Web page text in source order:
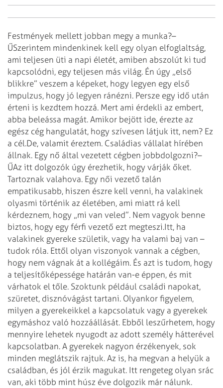
Festmények mellett jobban megy a munka?–
ŰSzerintem mindenkinek kell egy olyan elfoglaltság,
ami teljesen üti a napi életét, amiben abszolút ki tud
kapcsolódni, egy teljesen más világ. Én úgy „első
blikkre” veszem a képeket, hogy legyen egy első
impulzus, hogy jó legyen ránézni. Persze egy idő után
érteni is kezdtem hozzá. Mert ami érdekli az embert,
abba beleássa magát. Amikor bejött ide, érezte az
egész cég hangulatát, hogy szívesen látjuk itt, nem? Ez
a cél.De, valamit éreztem. Családi­as vállalat hírében
állnak. Egy nő által vezetett cégben jobbdol­­gozni?–
ŰAz itt dolgozók úgy érezhetik, hogy várják őket.
Tartoznak valahova. Egy női vezető talán
empatikusabb, hiszen észre kell venni, ha valakinek
olyasmi történik az életében, ami miatt rá kell
kérdeznem, hogy „mi van veled”. Nem vagyok benne
biztos, hogy egy férfi vezető ezt megteszi.Itt, ha
valakinek gyereke születik, vagy ha valami baj van –
tudok róla. Ettől olyan viszonyok vannak a cégben,
hogy nem vágnak át a kollégáim. És azt is tudom, hogy
a teljesítőképessége határán van-e éppen, és mit
várhatok el tőle. Szoktunk például családi napokat,
szüretet, disznóvágást tartani. Olyankor figyelem,
milyen a gyerekeikkel a kapcsolatuk vagy a gyerekek
egymáshoz való hozzáállását. Ebből leszűrhetem, hogy
mennyire lehetek nyugodt az adott személy hátterével
kapcsolatban. A gyerekek nagyon érzékenyek, sok
minden meglátszik rajtuk. Az is, ha megvan a helyük a
családban, és jól érzik magukat. Itt rengeteg olyan srác
van, aki több mint húsz éve dolgozik már nálunk.